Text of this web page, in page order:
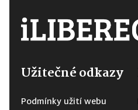
Užitečné odkazy
Podmínky užití webu